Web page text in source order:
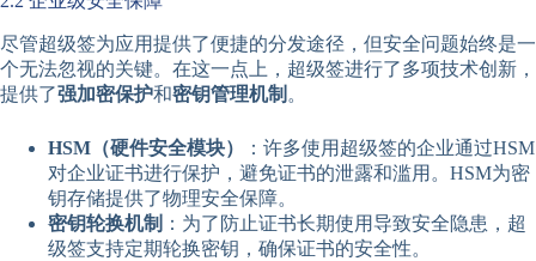
尽管超级签为应用提供了便捷的分发途径，但安全问题始终是一
个无法忽视的关键。在这一点上，超级签进行了多项技术创新，
提供了强加密保护和密钥管理机制 。
HSM（硬件安全模块）
：许多使用超级签的企业通过HSM
对企业证书进行保护，避免证书的泄露和滥用。HSM为密
钥存储提供了物理安全保障。
密钥轮换机制 ：为了防止证书长期使用导致安全隐患，超
级签支持定期轮换密钥，确保证书的安全性。